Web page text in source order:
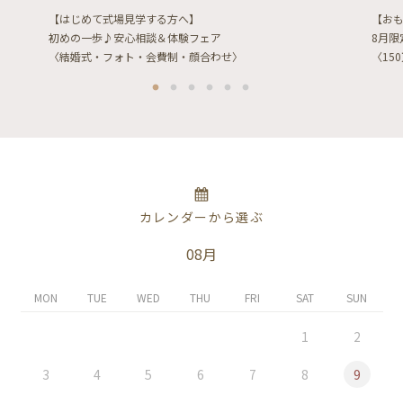
【はじめて式場見学する方へ】
初めの一歩♪安心相談＆体験フェア
〈結婚式・フォト・会費制・顔合わせ〉
【お
8月限
〈
カレンダーから選ぶ
08月
MON TUE WED THU FRI SAT SUN
1 2
3 4 5 6 7 8 9